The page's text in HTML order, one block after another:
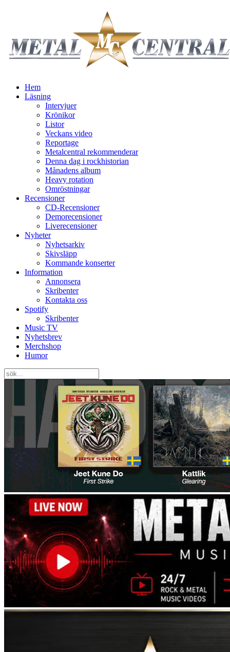
Hem
Läsning
Intervjuer
Krönikor
Listor
Veckans video
Reportage
Metalcentral rekommenderar
Denna dag i rockhistorian
Månadens album
Heavy rotation
Omröstningar
Recensioner
CD-Recensioner
Demorecensioner
Liverecensioner
Nyheter
Nyhetsarkiv
Skivsläpp
Kommande konserter
Information
Annonsera
Skribenter
Kontakta oss
Spotify
Skribenter
Music TV
Nyhetsbrev
Merchshop
Humor